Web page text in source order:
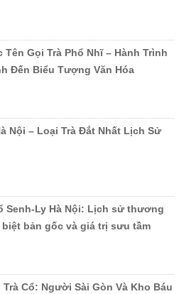
Tên Gọi Trà Phổ Nhĩ – Hành Trình
Đến Biểu Tượng Văn Hóa
Nội – Loại Trà Đắt Nhất Lịch Sử
Senh-Ly Hà Nội: Lịch sử thương
bản gốc và giá trị sưu tầm
Trà Cổ: Người Sài Gòn Và Kho Báu